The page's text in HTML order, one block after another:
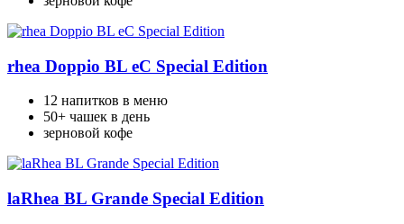
rhea Doppio BL eC Special Edition
12 напитков в меню
50+ чашек в день
зерновой кофе
laRhea BL Grande Special Edition